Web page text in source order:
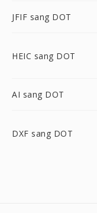
JFIF sang DOT
HEIC sang DOT
AI sang DOT
DXF sang DOT